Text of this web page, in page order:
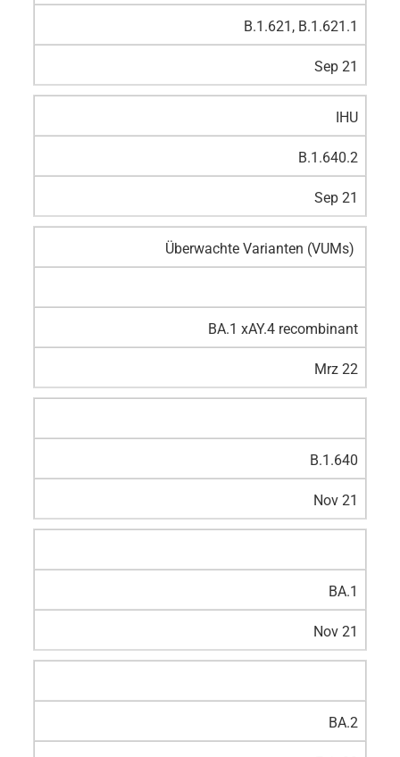
B.1.621, B.1.621.1
Sep 21
IHU
B.1.640.2
Sep 21
Überwachte Varianten (VUMs)
BA.1 xAY.4 recombinant
Mrz 22
B.1.640
Nov 21
BA.1
Nov 21
BA.2